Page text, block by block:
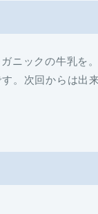
クの牛乳を。
次回からは出